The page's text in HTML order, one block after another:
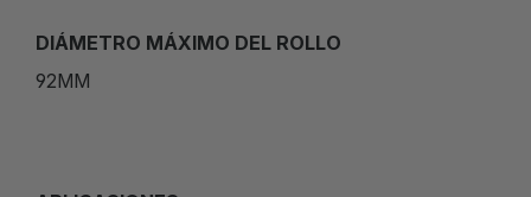
DIÁMETRO MÁXIMO DEL ROLLO
92MM